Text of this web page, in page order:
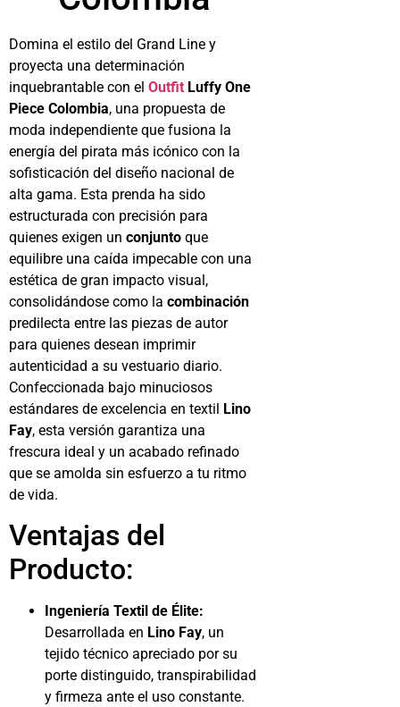
Domina el estilo del Grand Line y
proyecta una determinación
inquebrantable con el Outfit Luffy One
Piece Colombia, una propuesta de
moda independiente que fusiona la
energía del pirata más icónico con la
sofisticación del diseño nacional de
alta gama. Esta prenda ha sido
estructurada con precisión para
quienes exigen un conjunto que
equilibre una caída impecable con una
estética de gran impacto visual,
consolidándose como la combinación
predilecta entre las piezas de autor
para quienes desean imprimir
autenticidad a su vestuario diario.
Confeccionada bajo minuciosos
estándares de excelencia en textil Lino
Fay, esta versión garantiza una
frescura ideal y un acabado refinado
que se amolda sin esfuerzo a tu ritmo
de vida.
Ventajas del
Producto:
Ingeniería Textil de Élite:
Desarrollada en Lino Fay, un
tejido técnico apreciado por su
porte distinguido, transpirabilidad
y firmeza ante el uso constante.